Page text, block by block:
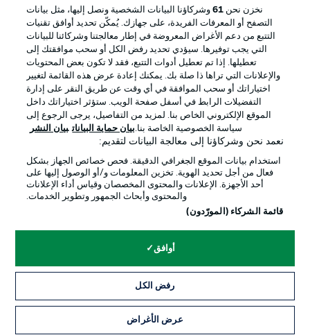
تطبيق الدوري الألماني
Official Partners
إدارة التفضيلات بيان الخصوصية
القنوات الناقلة
الوظائف جهة النشر
نخزن نحن 61وشركاؤنا البيانات الشخصية ونصل إليها، مثل بيانات
التصفح أو المعرفات الفريدة، على جهازك. يُمكّن تحديد أوافق تقنيات
التتبع من دعم الأغراض المعروضة في إطار معالجتنا وشركائنا للبيانات
التي يجب توفيرها. سيؤدي تحديد رفض الكل أو سحب موافقتك إلى
تعطيلها. إذا تم تعطيل أدوات التتبع، فقد لا تكون بعض المحتويات
والإعلانات التي تراها ذا صلة بك. يمكنك إعادة عرض هذه القائمة لتغيير
اختياراتك أو سحب الموافقة في أي وقت عن طريق النقر على إدارة
التفضيلات الرابط في أسفل صفحة الويب. ستؤثر اختياراتك داخل
الموقع الإلكتروني الخاص بنا. لمزيد من التفاصيل، يرجى الرجوع إلى
سياسة الخصوصية الخاصة بنا.بيان حماية البيانات بيان النشر
نعمد نحن وشركاؤنا إلى معالجة البيانات لتقديم:
استخدام بيانات الموقع الجغرافي الدقيقة. فحص خصائص الجهاز بشكل
فعال من أجل تحديد الهوية. تخزين المعلومات و/أو الوصول إليها على
أحد الأجهزة. الإعلانات والمحتوى المخصصان وقياس أداء الإعلانات
والمحتوى وأبحاث الجمهور وتطوير الخدمات.
قائمة الشركاء (المورّدون)
أوافق
رفض الكل
عرض الأغراض